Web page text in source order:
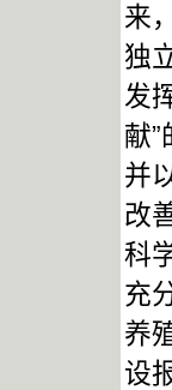
来
独
发
献
并
改
科
充
养
设